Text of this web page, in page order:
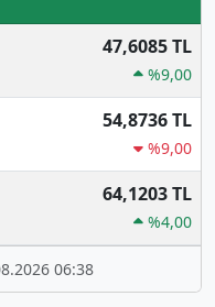
47,6085 TL
%9,00
54,8736 TL
%9,00
64,1203 TL
%4,00
06:38